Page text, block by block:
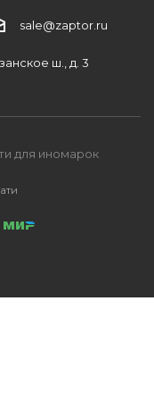
sale@zaptor.ru
ш., д. 3
для иномарок